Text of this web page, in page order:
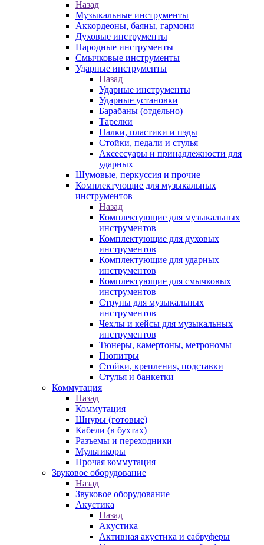
Назад
Музыкальные инструменты
Аккордеоны, баяны, гармони
Духовые инструменты
Народные инструменты
Смычковые инструменты
Ударные инструменты
Назад
Ударные инструменты
Ударные установки
Барабаны (отдельно)
Тарелки
Палки, пластики и пэды
Стойки, педали и стулья
Аксессуары и принадлежности для
ударных
Шумовые, перкуссия и прочие
Комплектующие для музыкальных
инструментов
Назад
Комплектующие для музыкальных
инструментов
Комплектующие для духовых
инструментов
Комплектующие для ударных
инструментов
Комплектующие для смычковых
инструментов
Струны для музыкальных
инструментов
Чехлы и кейсы для музыкальных
инструментов
Тюнеры, камертоны, метрономы
Пюпитры
Стойки, крепления, подставки
Стулья и банкетки
Коммутация
Назад
Коммутация
Шнуры (готовые)
Кабели (в бухтах)
Разъемы и переходники
Мультикоры
Прочая коммутация
Звуковое оборудование
Назад
Звуковое оборудование
Акустика
Назад
Акустика
Активная акустика и сабвуферы